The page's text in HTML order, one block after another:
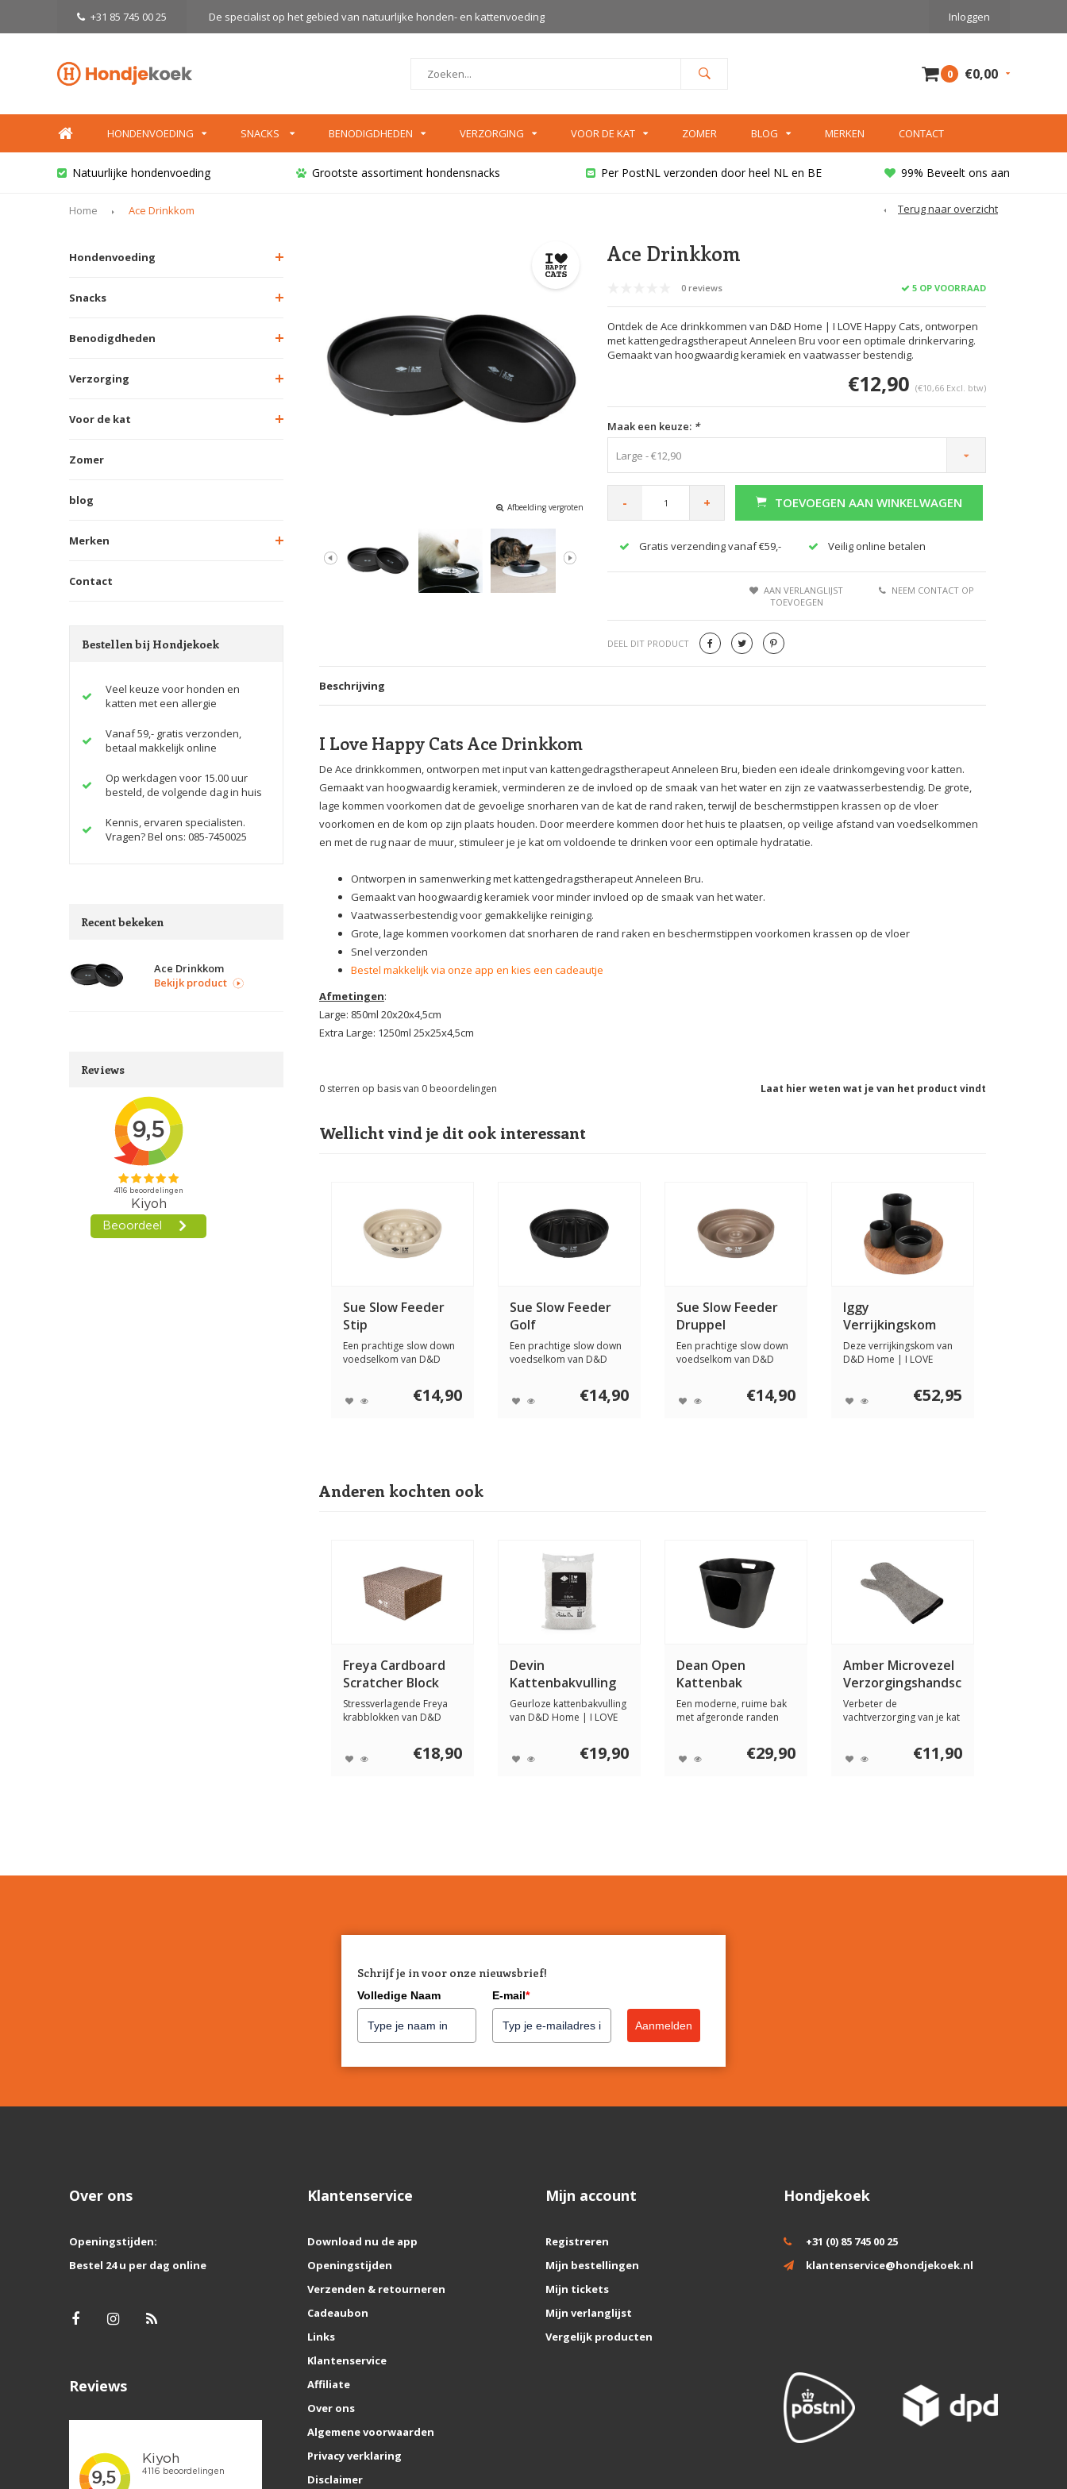
+31 85 745 00 25 De specialist op het gebied van natuurlijke honden- en kattenvoeding Inloggen
0 €0,00
HONDENVOEDING SNACKS BENODIGDHEDEN VERZORGING VOOR DE KAT ZOMER BLOG MERKEN CONTACT
Natuurlijke hondenvoeding Grootste assortiment hondensnacks Per PostNL verzonden door heel NL en BE 99% Beveelt ons aan
Home Ace Drinkkom Terug naar overzicht
Hondenvoeding
Snacks
Benodigdheden
Verzorging
Voor de kat
Zomer
blog
Merken
Contact
Bestellen bij Hondjekoek
Veel keuze voor honden en
katten met een allergie
Vanaf 59,- gratis verzonden,
betaal makkelijk online
Op werkdagen voor 15.00 uur
besteld, de volgende dag in huis
Kennis, ervaren specialisten.
Vragen? Bel ons: 085-7450025
Recent bekeken
Ace Drinkkom
Bekijk product
Reviews
Afbeelding vergroten Afbeelding vergroten
Ace Drinkkom
0 reviews 5 OP VOORRAAD
Ontdek de Ace drinkkommen van D&D Home | I LOVE Happy Cats, ontworpen
met kattengedragstherapeut Anneleen Bru voor een optimale drinkervaring.
Gemaakt van hoogwaardig keramiek en vaatwasser bestendig.
€12,90 (€10,66 Excl. btw)
Maak een keuze: *
Large - €12,90
- + TOEVOEGEN AAN WINKELWAGEN
Gratis verzending vanaf €59,- Veilig online betalen
AAN VERLANGLIJST
TOEVOEGEN
NEEM CONTACT OP
DEEL DIT PRODUCT
Beschrijving
I Love Happy Cats Ace Drinkkom
De Ace drinkkommen, ontworpen met input van kattengedragstherapeut Anneleen Bru, bieden een ideale drinkomgeving voor katten.
Gemaakt van hoogwaardig keramiek, verminderen ze de invloed op de smaak van het water en zijn ze vaatwasserbestendig. De grote,
lage kommen voorkomen dat de gevoelige snorharen van de kat de rand raken, terwijl de beschermstippen krassen op de vloer
voorkomen en de kom op zijn plaats houden. Door meerdere kommen door het huis te plaatsen, op veilige afstand van voedselkommen
en met de rug naar de muur, stimuleer je je kat om voldoende te drinken voor een optimale hydratatie.
Ontworpen in samenwerking met kattengedragstherapeut Anneleen Bru.
Gemaakt van hoogwaardig keramiek voor minder invloed op de smaak van het water.
Vaatwasserbestendig voor gemakkelijke reiniging.
Grote, lage kommen voorkomen dat snorharen de rand raken en beschermstippen voorkomen krassen op de vloer
Snel verzonden
Bestel makkelijk via onze app en kies een cadeautje
Afmetingen:
Large: 850ml 20x20x4,5cm
Extra Large: 1250ml 25x25x4,5cm
Laat hier weten wat je van het product vindt
0 sterren op basis van 0 beoordelingen
Wellicht vind je dit ook interessant
Sue Slow Feeder
Stip
Een prachtige slow down
voedselkom van D&D
€14,90
Sue Slow Feeder
Golf
Een prachtige slow down
voedselkom van D&D
€14,90
Sue Slow Feeder
Druppel
Een prachtige slow down
voedselkom van D&D
€14,90
Iggy
Verrijkingskom
met 3 niveaus
Deze verrijkingskom van
D&D Home | I LOVE
€52,95
Anderen kochten ook
Freya Cardboard
Scratcher Block
Stressverlagende Freya
krabblokken van D&D
€18,90
Devin
Kattenbakvulling
12 KG
Geurloze kattenbakvulling
van D&D Home | I LOVE
€19,90
Dean Open
Kattenbak
Een moderne, ruime bak
met afgeronde randen
€29,90
Amber Microvezel
Verzorgingshandschoen
2 stuks
Verbeter de
vachtverzorging van je kat
€11,90
Schrijf je in voor onze nieuwsbrief!
Volledige Naam E-mail*
Aanmelden
Over ons
Openingstijden:
Bestel 24 u per dag online
Reviews
Klantenservice
Download nu de app
Openingstijden
Verzenden & retourneren
Cadeaubon
Links
Klantenservice
Affiliate
Over ons
Algemene voorwaarden
Privacy verklaring
Disclaimer
Mijn account
Registreren
Mijn bestellingen
Mijn tickets
Mijn verlanglijst
Vergelijk producten
Hondjekoek
+31 (0) 85 745 00 25
klantenservice@hondjekoek.nl